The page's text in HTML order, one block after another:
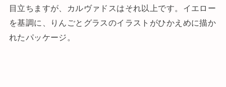
目立ちますが、カルヴァドスはそれ以上です。イエロー
を基調に、りんごとグラスのイラストがひかえめに描か
れたパッケージ。